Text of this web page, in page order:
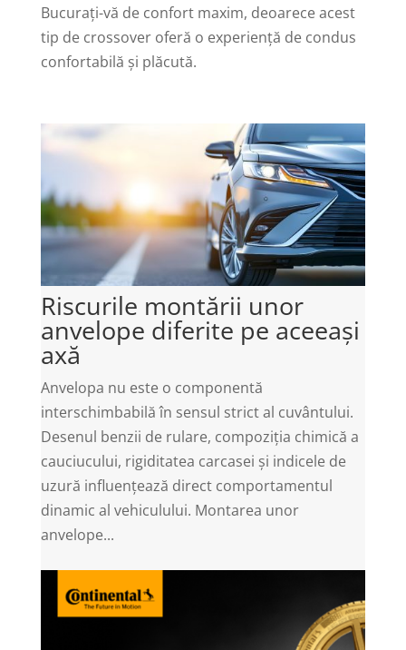
Bucurați-vă de confort maxim, deoarece acest
tip de crossover oferă o experiență de condus
confortabilă și plăcută.
Riscurile montării unor
anvelope diferite pe aceeași
axă
Anvelopa nu este o componentă
interschimbabilă în sensul strict al cuvântului.
Desenul benzii de rulare, compoziția chimică a
cauciucului, rigiditatea carcasei și indicele de
uzură influențează direct comportamentul
dinamic al vehiculului. Montarea unor
anvelope...